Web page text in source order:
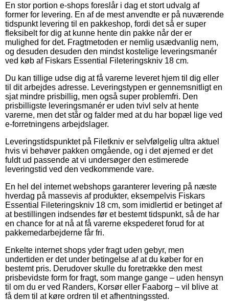
En stor portion e-shops foreslår i dag et stort udvalg af
former for levering. En af de mest anvendte er på nuværende
tidspunkt levering til en pakkeshop, fordi det så er super
fleksibelt for dig at kunne hente din pakke når der er
mulighed for det. Fragtmetoden er nemlig usædvanlig nem,
og desuden desuden den mindst kostelige leveringsmanér
ved køb af Fiskars Essential Fileteringskniv 18 cm.
Du kan tillige udse dig at få varerne leveret hjem til dig eller
til dit arbejdes adresse. Leveringstypen er gennemsnitligt en
sjat mindre prisbillig, men også super problemfri. Den
prisbilligste leveringsmanér er uden tvivl selv at hente
varerne, men det står og falder med at du har bopæl lige ved
e-forretningens arbejdslager.
Leveringstidspunktet på Filetkniv er selvfølgelig ultra aktuel
hvis vi behøver pakken omgående, og i det øjemed er det
fuldt ud passende at vi undersøger den estimerede
leveringstid ved den vedkommende vare.
En hel del internet webshops garanterer levering på næste
hverdag på massevis af produkter, eksempelvis Fiskars
Essential Fileteringskniv 18 cm, som imidlertid er betinget af
at bestillingen indsendes før et bestemt tidspunkt, så de har
en chance for at nå at få varerne ekspederet forud for at
pakkemedarbejderne får fri.
Enkelte internet shops yder fragt uden gebyr, men
undertiden er det under betingelse af at du køber for en
bestemt pris. Derudover skulle du foretrække den mest
prisbevidste form for fragt, som mange gange – uden hensyn
til om du er ved Randers, Korsør eller Faaborg – vil blive at
få dem til at køre ordren til et afhentningssted.